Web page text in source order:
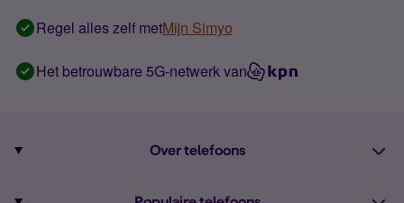
Regel alles zelf metMijn Simyo
Het betrouwbare 5G-netwerk van
Over telefoons